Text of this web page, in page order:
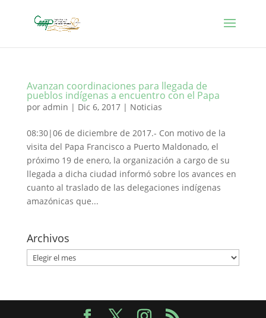
Avanzan coordinaciones para llegada de
pueblos indígenas a encuentro con el Papa
por admin | Dic 6, 2017| Noticias
08:30|06 de diciembre de 2017.- Con motivo de la
visita del Papa Francisco a Puerto Maldonado, el
próximo 19 de enero, la organización a cargo de su
llegada a dicha ciudad informó sobre los avances en
cuanto al traslado de las delegaciones indígenas
amazónicas que...
Archivos
Archivos